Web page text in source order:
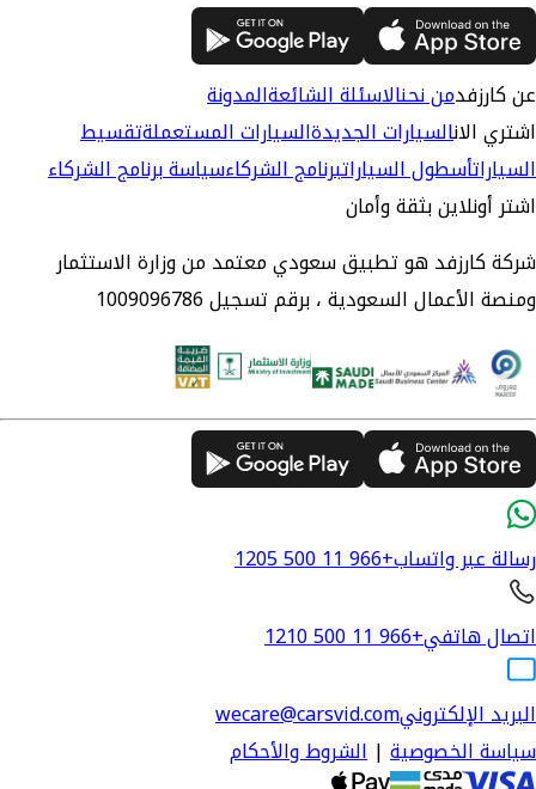
عن كارزفدمن نحنالاسئلة الشائعةالمدونة
اشتري الانالسيارات الجديدةالسيارات المستعملةتقسيط
السياراتأسطول السياراتبرنامج الشركاءسياسة برنامج الشركاء
اشتر أونلاين بثقة وأمان
شركة كارزفد هو تطبيق سعودي معتمد من وزارة الاستثمار
ومنصة الأعمال السعودية ، برقم تسجيل 1009096786
رسالة عبر واتساب+966 11 500 1205
اتصال هاتفي+966 11 500 1210
البريد الإلكترونيwecare@carsvid.com
سياسة الخصوصية | الشروط والأحكام